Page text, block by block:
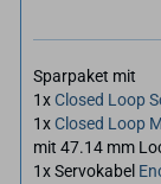
Sparpaket mit
1xClosed Loop
1xClosed Loop
mit 47.14 mm
1x Servokabel